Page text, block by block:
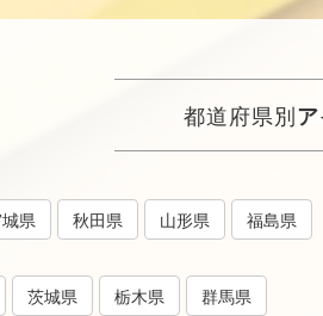
都道府県別
県 秋田県 山形県 福島県
茨城県 栃木県
群馬県